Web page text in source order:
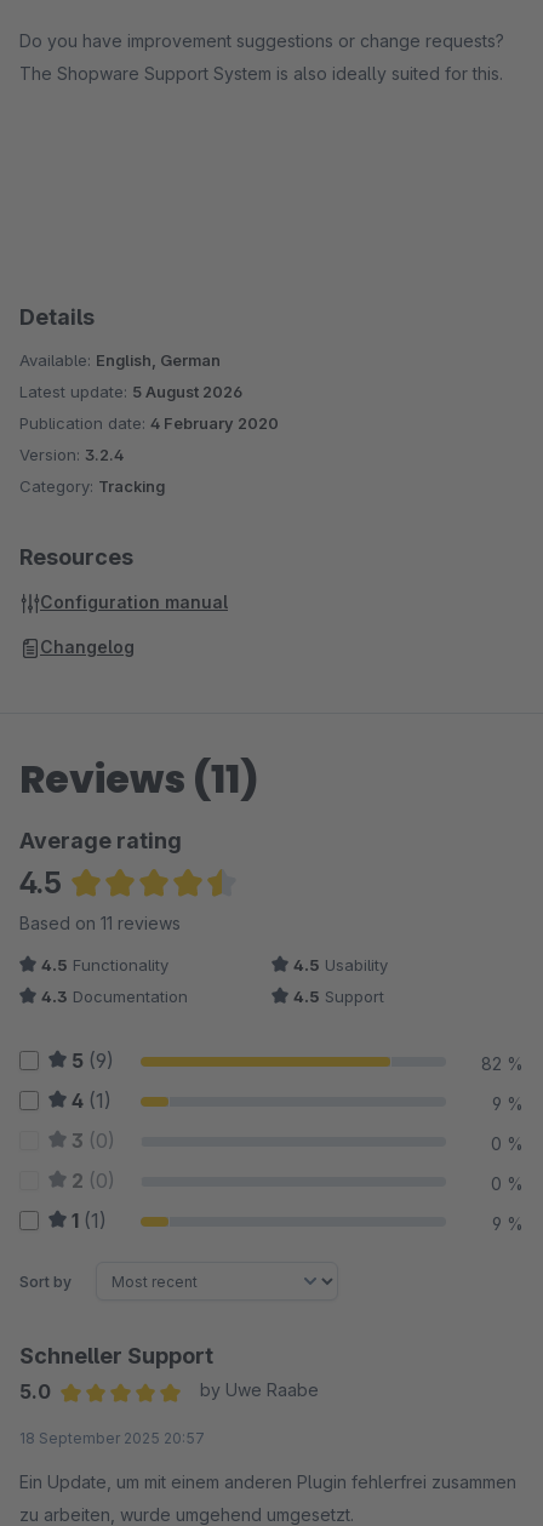
Do you have improvement suggestions or change requests?
The Shopware Support System is also ideally suited for this.
Details
Available: English, German
Latest update: 5 August 2026
Publication date: 4 February 2020
Version: 3.2.4
Category: Tracking
Resources
Configuration manual
Changelog
Reviews (11)
Average rating
4.5
Average rating of 4.5 out of 5 stars
Based on 11 reviews
4.5 Functionality 4.5 Usability
4.3 Documentation 4.5 Support
5 (9) 82 %
4 (1) 9 %
3 (0) 0 %
2 (0) 0 %
1 (1) 9 %
Sort by
Schneller Support
5.0
by Uwe Raabe
18 September 2025 20:57
Ein Update, um mit einem anderen Plugin fehlerfrei zusammen
zu arbeiten, wurde umgehend umgesetzt.